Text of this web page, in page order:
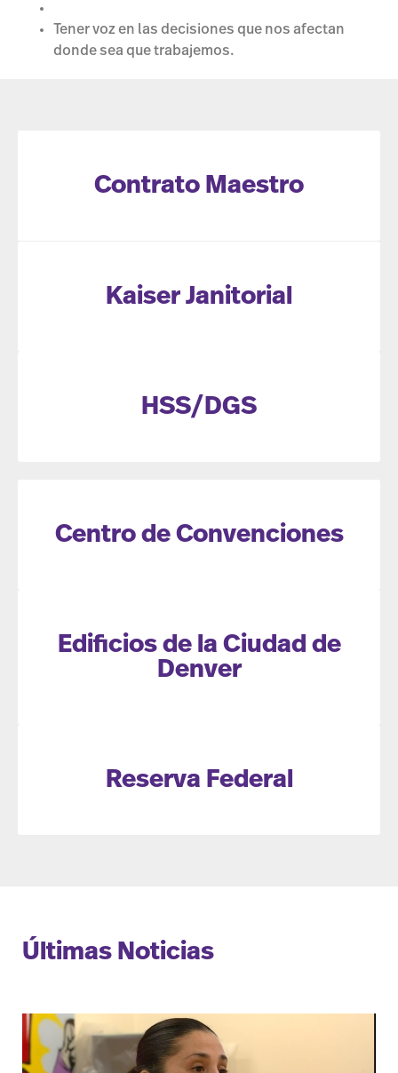
Tener voz en las decisiones que nos afectan
donde sea que trabajemos.
Contrato Maestro
Kaiser Janitorial
HSS/DGS
Centro de Convenciones
Edificios de la Ciudad de
Denver
Reserva Federal
Últimas Noticias